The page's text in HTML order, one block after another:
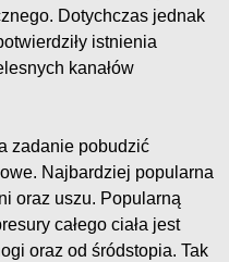
Dotychczas jednak
istnienia
kanałów
zadanie pobudzić
Najbardziej popularna
oraz uszu. Popularną
całego ciała jest
oraz od śródstopia. Tak